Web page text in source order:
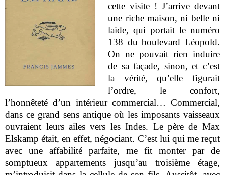
cette visite ! J’arrive devant
une riche maison, ni belle ni
laide, qui portait le numéro
138 du boulevard Léopold.
On ne pouvait rien induire
de sa façade, sinon, et c’est
la vérité, qu’elle figurait
l’ordre, le confort,
l’honnêteté d’un intérieur commercial… Commercial,
dans ce grand sens antique où les imposants vaisseaux
ouvraient leurs ailes vers les Indes. Le père de Max
Elskamp était, en effet, négociant. C’est lui qui me reçut
avec une affabilité parfaite, me fit monter par de
somptueux appartements jusqu’au troisième étage,